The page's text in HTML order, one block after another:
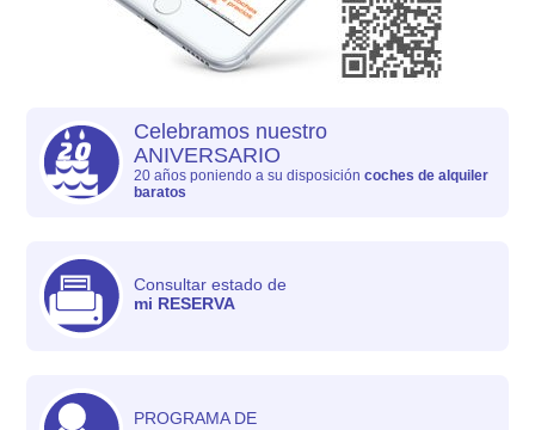
Celebramos nuestro
ANIVERSARIO
20 años poniendo a su disposicióncoches de alquiler
baratos
Consultar estado de
mi RESERVA
PROGRAMA DE